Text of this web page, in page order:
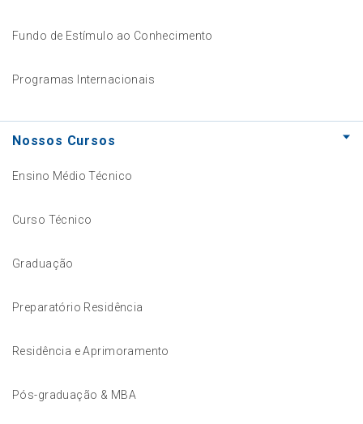
Fundo de Estímulo ao Conhecimento
Programas Internacionais
Nossos Cursos
Ensino Médio Técnico
Curso Técnico
Graduação
Preparatório Residência
Residência e Aprimoramento
Pós-graduação & MBA